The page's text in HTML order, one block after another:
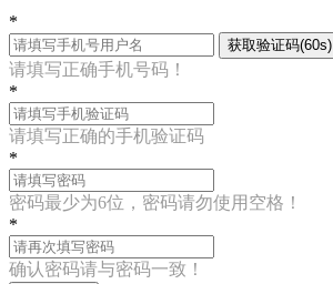
*
获取验证码(60s)
请填写正确手机号码！
*
请填写正确的手机验证码
*
密码最少为6位，密码请勿使用空格！
*
确认密码请与密码一致！